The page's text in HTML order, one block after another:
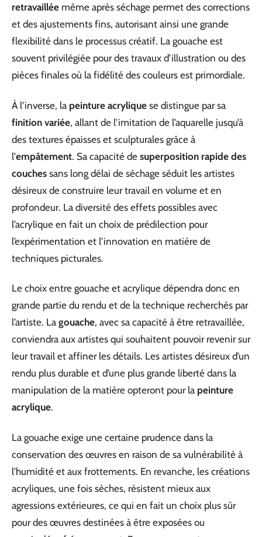
retravaillée même après séchage permet des corrections
et des ajustements fins, autorisant ainsi une grande
flexibilité dans le processus créatif. La gouache est
souvent privilégiée pour des travaux d’illustration ou des
pièces finales où la fidélité des couleurs est primordiale.
À l’inverse, la peinture acrylique se distingue par sa
finition variée, allant de l’imitation de l’aquarelle jusqu’à
des textures épaisses et sculpturales grâce à
l’empâtement. Sa capacité de superposition rapide des
couches sans long délai de séchage séduit les artistes
désireux de construire leur travail en volume et en
profondeur. La diversité des effets possibles avec
l’acrylique en fait un choix de prédilection pour
l’expérimentation et l’innovation en matière de
techniques picturales.
Le choix entre gouache et acrylique dépendra donc en
grande partie du rendu et de la technique recherchés par
l’artiste. La gouache, avec sa capacité à être retravaillée,
conviendra aux artistes qui souhaitent pouvoir revenir sur
leur travail et affiner les détails. Les artistes désireux d’un
rendu plus durable et d’une plus grande liberté dans la
manipulation de la matière opteront pour la peinture
acrylique.
La gouache exige une certaine prudence dans la
conservation des œuvres en raison de sa vulnérabilité à
l’humidité et aux frottements. En revanche, les créations
acryliques, une fois sèches, résistent mieux aux
agressions extérieures, ce qui en fait un choix plus sûr
pour des œuvres destinées à être exposées ou